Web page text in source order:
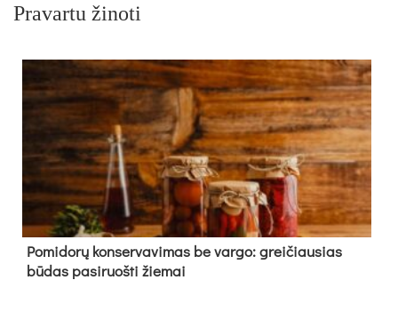
Pravartu žinoti
Pomidorų konservavimas be vargo: greičiausias
būdas pasiruošti žiemai